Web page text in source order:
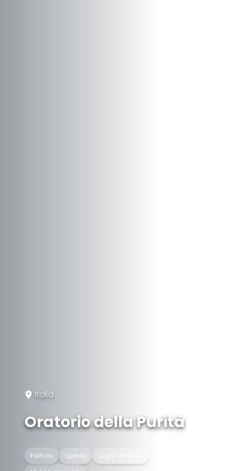
Italia
Oratorio della Purità
Edificio Iglesia
Lugar de culto